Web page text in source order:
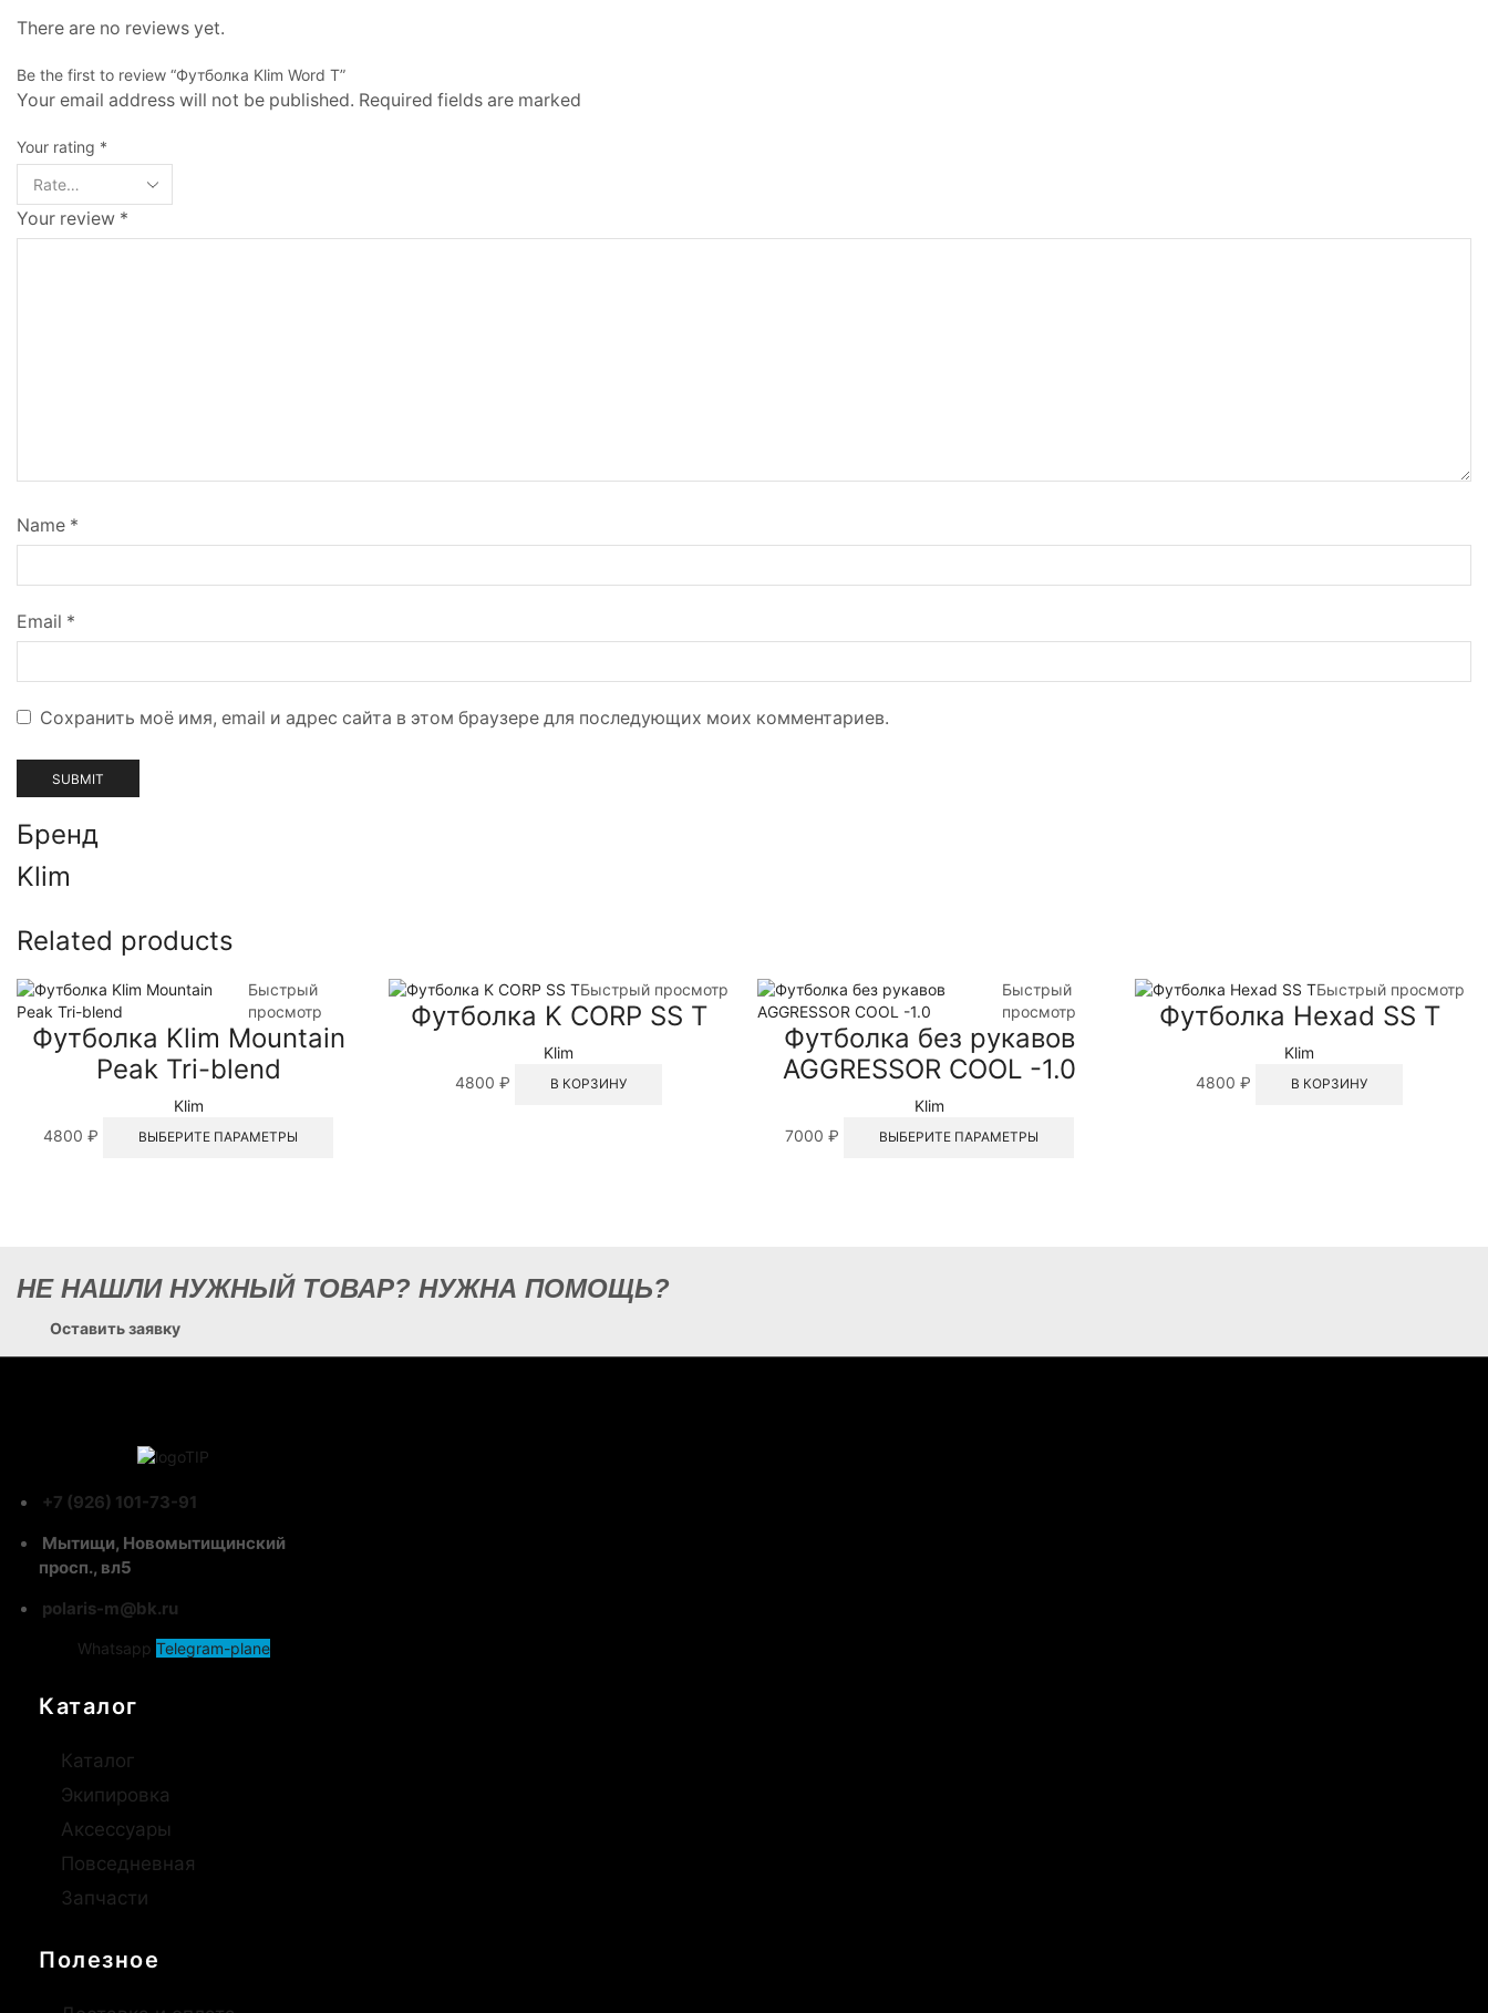
There are no reviews yet.
Be the first to review “Футболка Klim Word T”
Your email address will not be published. Required fields are marked
Your rating *
Your review *
Name *
Email *
Сохранить моё имя, email и адрес сайта в этом браузере для последующих моих комментариев.
Бренд
Klim
Related products
Быстрый
просмотр
Футболка Klim Mountain
Peak Tri-blend
Klim
4800₽ ВЫБЕРИТЕ ПАРАМЕТРЫ
выбрать
на
Быстрый просмотр
Футболка K CORP SS T
Klim
4800₽ В КОРЗИНУ
Быстрый
просмотр
Футболка без рукавов
AGGRESSOR COOL -1.0
Klim
7000 ₽ ВЫБЕРИТЕ ПАРАМЕТРЫ
Быстрый просмотр
Футболка Hexad SS T
Klim
4800₽ В КОРЗИНУ
НЕ НАШЛИ НУЖНЫЙ ТОВАР? НУЖНА ПОМОЩЬ?
Оставить заявку
+7 (926) 101-73-91
Мытищи, Новомытищинский
просп., вл5
polaris-m@bk.ru
Whatsapp Telegram-plane
Каталог
Каталог
Экипировка
Аксессуары
Повседневная
Запчасти
Полезное